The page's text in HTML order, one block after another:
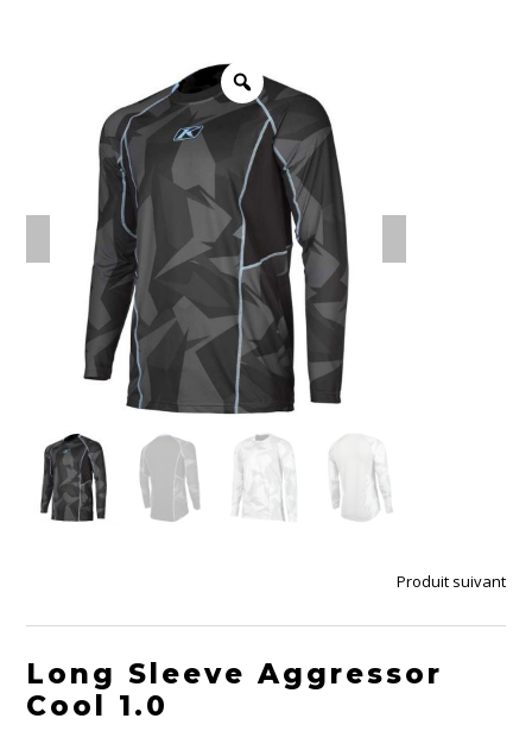
Produit suivant
Long Sleeve Aggressor
Cool 1.0